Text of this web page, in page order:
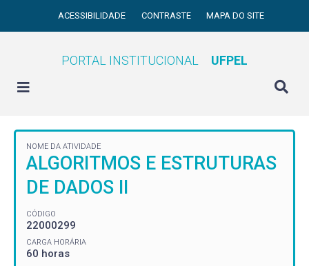
ACESSIBILIDADE CONTRASTE MAPA DO SITE
PORTAL INSTITUCIONAL UFPEL
NOME DA ATIVIDADE
ALGORITMOS E ESTRUTURAS
DE DADOS II
CÓDIGO
22000299
CARGA HORÁRIA
60 horas